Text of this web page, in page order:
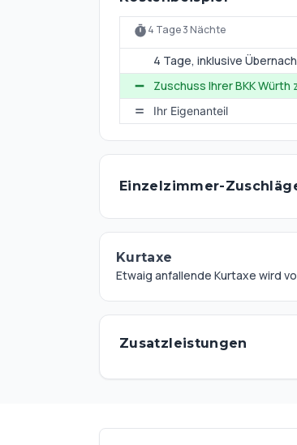
4 Tage 3 Nächte
4 Tage, inklusive
Zuschuss Ihrer BKK
Ihr Eigenanteil
Einzelzimmer-
Kurtaxe
Etwaig anfallende Kurtaxe wird
Zusatzleistungen